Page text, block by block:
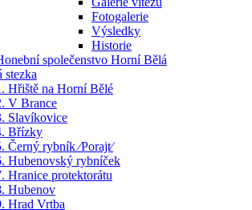
Fotogalerie
Výsledky
Historie
společenstvo Horní Bělá
stezka
Hřiště na Horní Bělé
V Brance
Slavíkovice
Břízky
Černý rybník ⁄Porajt⁄
Hubenovský rybníček
Hranice protektorátu
Hubenov
Hrad Vrtba